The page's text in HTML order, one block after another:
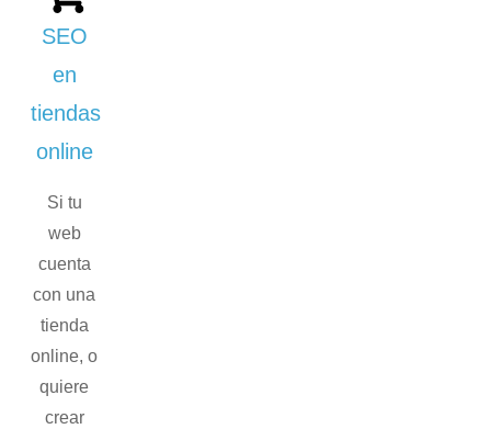
SEO
en
tiendas
online
Si tu
web
cuenta
con una
tienda
online, o
quiere
crear